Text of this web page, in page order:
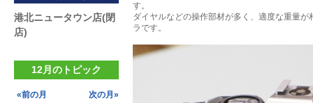
す。
ダイヤルなどの操作部材が多く、適度な重量
ラです。
港北ニュータウン店(閉
店)
12月のトピック
«前の月
次の月»